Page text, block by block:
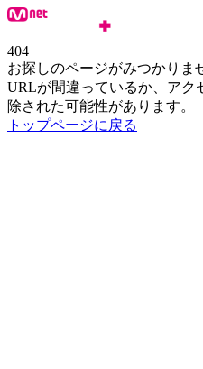
404
お探しのページがみつかりま
URLが間違っているか、アク
除された可能性があります。
トップページに戻る